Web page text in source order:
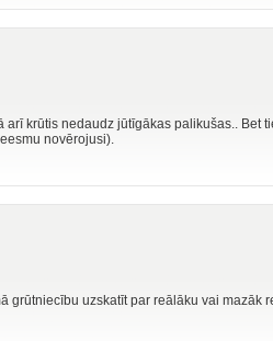
krūtis nedaudz jūtīgākas palikušas.. Bet
novērojusi).
uzskatīt par reālāku vai mazāk